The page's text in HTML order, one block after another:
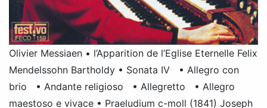
Olivier Messiaen • l’Apparition de l’Eglise Eternelle Felix
Mendelssohn Bartholdy • Sonata IV • Allegro con
brio • Andante religioso • Allegretto • Allegro
maestoso e vivace • Praeludium c-moll (1841) Joseph